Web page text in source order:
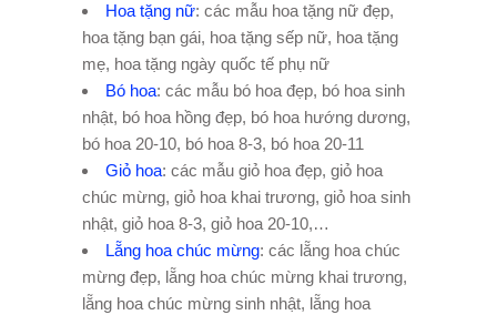
Hoa tặng nữ: các mẫu hoa tặng nữ đẹp,
hoa tặng bạn gái, hoa tặng sếp nữ, hoa tặng
mẹ, hoa tặng ngày quốc tế phụ nữ
Bó hoa: các mẫu bó hoa đẹp, bó hoa sinh
nhật, bó hoa hồng đẹp, bó hoa hướng dương,
bó hoa 20-10, bó hoa 8-3, bó hoa 20-11
Giỏ hoa: các mẫu giỏ hoa đẹp, giỏ hoa
chúc mừng, giỏ hoa khai trương, giỏ hoa sinh
nhật, giỏ hoa 8-3, giỏ hoa 20-10,…
Lẵng hoa chúc mừng: các lẵng hoa chúc
mừng đẹp, lẵng hoa chúc mừng khai trương,
lẵng hoa chúc mừng sinh nhật, lẵng hoa